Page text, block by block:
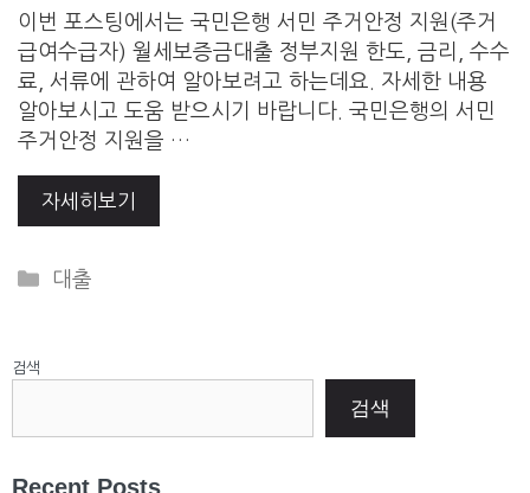
이번 포스팅에서는 국민은행 서민 주거안정 지원(주거
급여수급자) 월세보증금대출 정부지원 한도, 금리, 수수
료, 서류에 관하여 알아보려고 하는데요. 자세한 내용
알아보시고 도움 받으시기 바랍니다. 국민은행의 서민
주거안정 지원을 …
자세히보기
Categories
대출
검색
검색
Recent Posts